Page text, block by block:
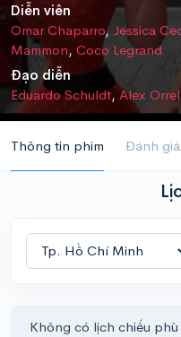
Diễn viên
Omar Chaparro, Jessica
Mammon, Coco Legrand
Đạo diễn
Eduardo Schuldt, Alex
Thông tin phim Đánh giá
Không có lịch chiếu